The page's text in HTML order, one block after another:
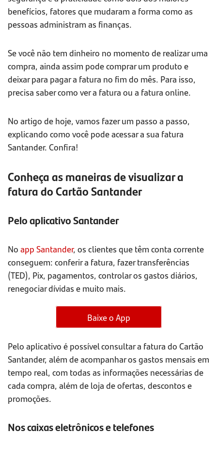
benefícios, fatores que mudaram a forma como as
pessoas administram as finanças.
Se você não tem dinheiro no momento de realizar uma
compra, ainda assim pode comprar um produto e
deixar para pagar a fatura no fim do mês. Para isso,
precisa saber como ver a fatura ou a fatura online.
No artigo de hoje, vamos fazer um passo a passo,
explicando como você pode acessar a sua fatura
Santander. Confira!
Conheça as maneiras de visualizar a
fatura do Cartão Santander
Pelo aplicativo Santander
No app Santander, os clientes que têm conta corrente
conseguem: conferir a fatura, fazer transferências
(TED), Pix, pagamentos, controlar os gastos diários,
renegociar dívidas e muito mais.
Baixe o App
Pelo aplicativo é possível consultar a fatura do Cartão
Santander, além de acompanhar os gastos mensais em
tempo real, com todas as informações necessárias de
cada compra, além de loja de ofertas, descontos e
promoções.
Nos caixas eletrônicos e telefones